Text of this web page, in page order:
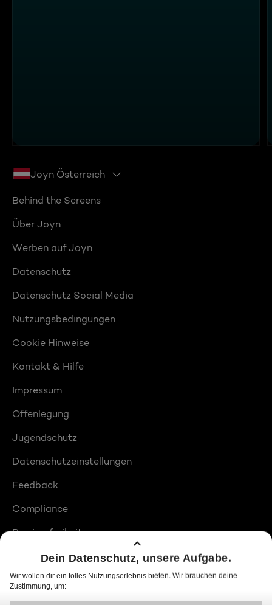
Joyn Österreich
Behind the Screens
Über Joyn
Werben auf Joyn
Datenschutz
Datenschutz Social Media
Nutzungsbedingungen
Cookie Hinweise
Kontakt & Hilfe
Impressum
Offenlegung
Jugendschutz
Datenschutzeinstellungen
Feedback
Compliance
Barrierefreiheit
Produktplatzierungen